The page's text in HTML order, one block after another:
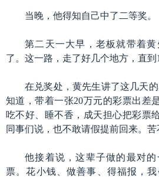
当晚，他得知自己中了二等奖。
第二天一大早，老板就带着
了。这一路，走了好几个地方，直到
在兑奖处，黄先生讲了这几天
知道，带着一张20万元的彩票出差
吃不好、睡不香，成天担心把彩票
同事们说，也不敢请假提前回来。苦
他接着说，这辈子做的最对
票。花小钱、做善事、得福报，